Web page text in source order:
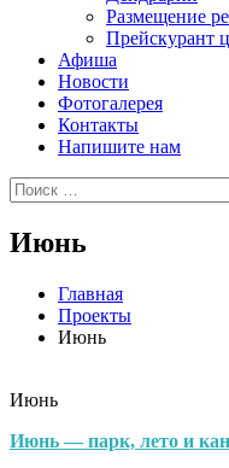
Размещение
Прейскурант
Афиша
Новости
Фотогалерея
Контакты
Напишите нам
Искать:
Июнь
Главная
Проекты
Июнь
Июнь
Июнь — парк, лето и